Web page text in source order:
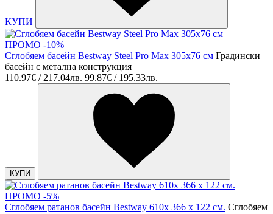
КУПИ
ПРОМО -10%
Сглобяем басейн Bestway Steel Pro Max 305х76 см Градински
басейн с метална конструкция
110.97€ / 217.04лв. 99.87€ / 195.33лв.
КУПИ
ПРОМО -5%
Сглобяем ратанов басейн Bestway 610x 366 х 122 см. Сглобяем